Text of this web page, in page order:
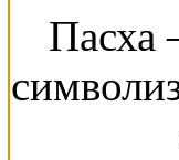
Пасха